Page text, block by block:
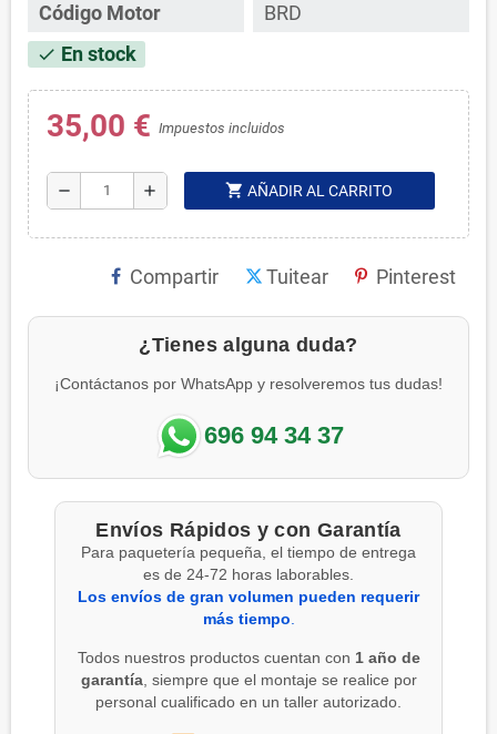
Código Motor
BRD
check En stock
35,00 € Impuestos incluidos
remove add shopping_cart AÑADIR AL CARRITO
Compartir Tuitear Pinterest
¿Tienes alguna duda?
¡Contáctanos por WhatsApp y resolveremos tus dudas!
696 94 34 37
Envíos Rápidos y con Garantía
Para paquetería pequeña, el tiempo de entrega
es de 24-72 horas laborables.
Los envíos de gran volumen pueden requerir
más tiempo
Todos nuestros productos cuentan con 1 año de
garantía, siempre que el montaje se realice por
personal cualificado en un taller autorizado.